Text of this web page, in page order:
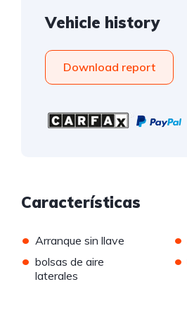
Vehicle history
Download report
Características
• Arranque sin llave •
• bolsas de aire
laterales
•